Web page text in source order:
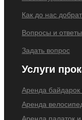
Как до нас
Вопросы и ответы
Задать вопрос
Услуги
Аренда байдарок
Аренда